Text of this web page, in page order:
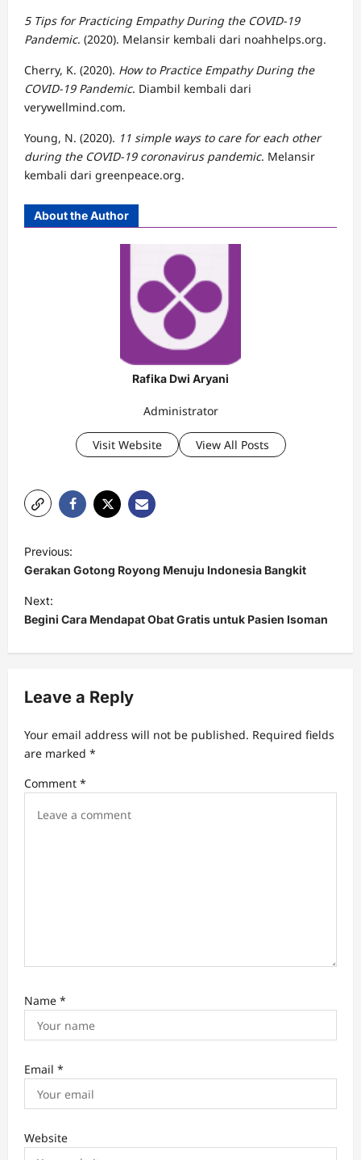
5 Tips for Practicing Empathy During the COVID-19
Pandemic. (2020). Melansir kembali dari noahhelps.org.
Cherry, K. (2020). How to Practice Empathy During the
COVID-19 Pandemic. Diambil kembali dari
verywellmind.com.
Young, N. (2020). 11 simple ways to care for each other
during the COVID-19 coronavirus pandemic. Melansir
kembali dari greenpeace.org.
About the Author
Rafika Dwi Aryani
Administrator
Visit Website View All Posts
P
o
s
t
v
g
t
Previous:
Gerakan Gotong Royong Menuju Indonesia Bangkit
Next:
Begini Cara Mendapat Obat Gratis untuk Pasien Isoman
Leave a Reply
Your email address will not be published. Required fields
are marked *
Comment *
Name *
Email *
Website